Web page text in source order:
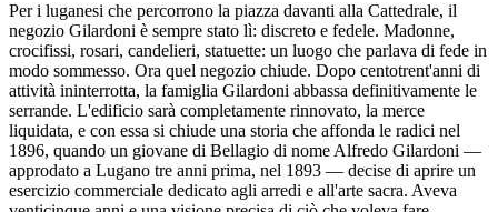
Per i luganesi che percorrono la piazza davanti alla Cattedrale, il
negozio Gilardoni è sempre stato lì: discreto e fedele. Madonne,
crocifissi, rosari, candelieri, statuette: un luogo che parlava di fede in
modo sommesso. Ora quel negozio chiude. Dopo centotrent'anni di
attività ininterrotta, la famiglia Gilardoni abbassa definitivamente le
serrande. L'edificio sarà completamente rinnovato, la merce
liquidata, e con essa si chiude una storia che affonda le radici nel
1896, quando un giovane di Bellagio di nome Alfredo Gilardoni —
approdato a Lugano tre anni prima, nel 1893 — decise di aprire un
esercizio commerciale dedicato agli arredi e all'arte sacra. Aveva